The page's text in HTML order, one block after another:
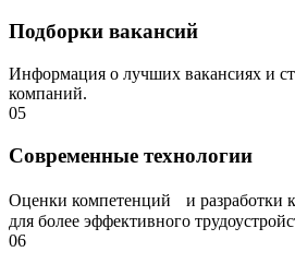
Подборки вакансий
Информация о лучших вакансиях и
компаний.
05
Современные технологии
Оценки компетенций и разработки
для более эффективного
06